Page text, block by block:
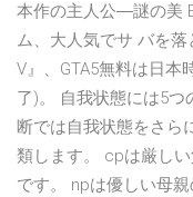
本作の主人公―謎の美
ム、大人気でサ バを
V』、GTA5無料は日本
了)。 自我状態には5つ
断では自我状態をさら
類します。 cpは厳し
です。 npは優しい母